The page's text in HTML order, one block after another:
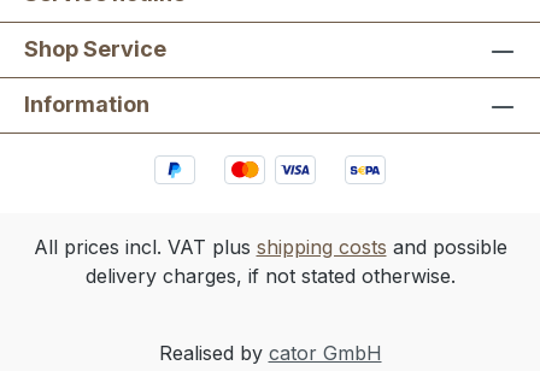
Shop Service
Information
All prices incl. VAT plus shipping costs and possible
delivery charges, if not stated otherwise.
Realised by cator GmbH